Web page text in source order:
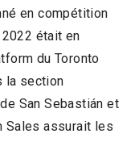
en compétition
était en
du Toronto
la section
San Sebastián et
Sales assurait les